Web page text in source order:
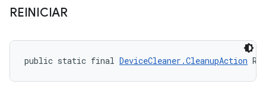
REINICIAR
public static final DeviceCleaner.CleanupAction